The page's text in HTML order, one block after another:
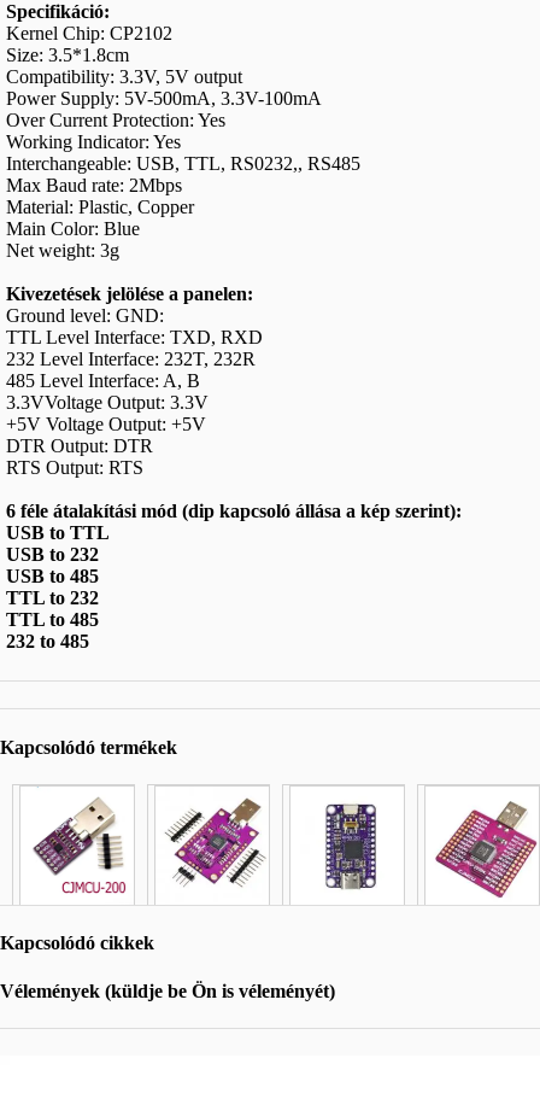
Specifikáció:
Kernel Chip: CP2102
Size: 3.5*1.8cm
Compatibility: 3.3V, 5V output
Power Supply: 5V-500mA, 3.3V-100mA
Over Current Protection: Yes
Working Indicator: Yes
Interchangeable: USB, TTL, RS0232,, RS485
Max Baud rate: 2Mbps
Material: Plastic, Copper
Main Color: Blue
Net weight: 3g
Kivezetések jelölése a panelen:
Ground level: GND:
TTL Level Interface: TXD, RXD
232 Level Interface: 232T, 232R
485 Level Interface: A, B
3.3VVoltage Output: 3.3V
+5V Voltage Output: +5V
DTR Output: DTR
RTS Output: RTS
6 féle átalakítási mód (dip kapcsoló állása a kép szerint):
USB to TTL
USB to 232
USB to 485
TTL to 232
TTL to 485
232 to 485
Kapcsolódó termékek
Kapcsolódó cikkek
Vélemények (küldje be Ön is véleményét)